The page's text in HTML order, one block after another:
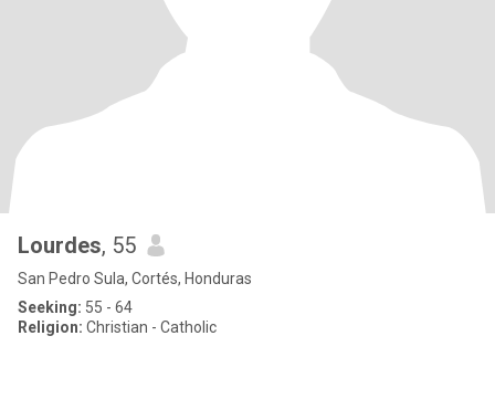
Lourdes, 55
San Pedro Sula, Cortés, Honduras
Seeking: 55 - 64
Religion: Christian - Catholic